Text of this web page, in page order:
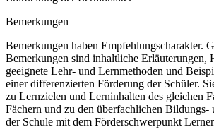
Bemerkungen
Bemerkungen haben Empfehlungscharakter.
Bemerkungen sind inhaltliche Erläuterungen,
geeignete Lehr- und Lernmethoden und
einer differenzierten Förderung der Schüler.
zu Lernzielen und Lerninhalten des gleichen
Fächern und zu den überfachlichen Bildungs-
der Schule mit dem Förderschwerpunkt